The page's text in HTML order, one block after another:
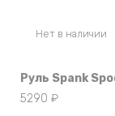
Нет в наличии
Руль Spank
5290 ₽